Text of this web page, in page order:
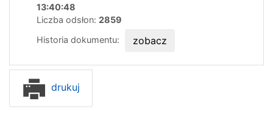
13:40:48
Liczba odsłon: 2859
Historia dokumentu:
zobacz
drukuj